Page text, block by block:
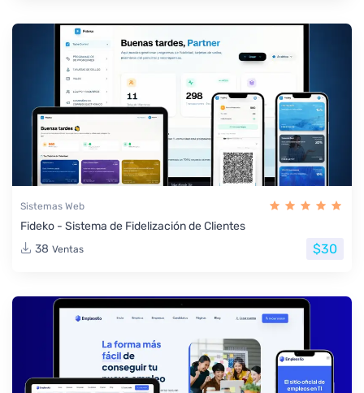
Sistemas Web
Fideko - Sistema de Fidelización de Clientes
38 Ventas $30